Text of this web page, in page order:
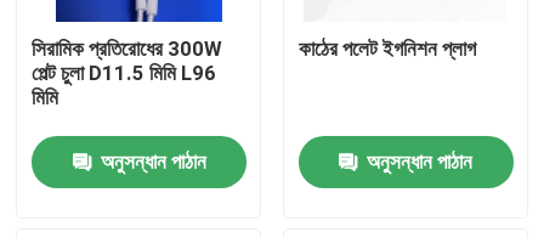
সিরামিক প্রতিরোধের 300W
পেল্ট চুলা D11.5 মিমি L96
মিমি
অনুসন্ধান পাঠান
কাঠের পলেট ইগনিশন প্লাগ
অনুসন্ধান পাঠান